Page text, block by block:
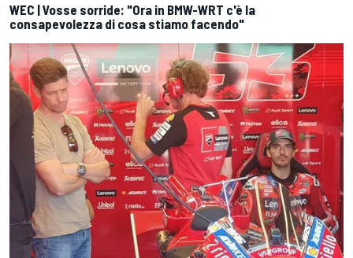
WEC | Vosse sorride: "Ora in BMW-WRT c'è la
consapevolezza di cosa stiamo facendo"